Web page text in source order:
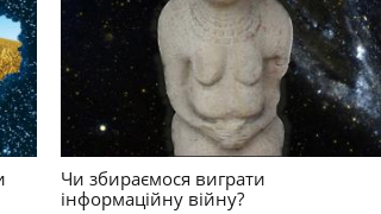
Чи збираємося виграти
інформаційну війну?